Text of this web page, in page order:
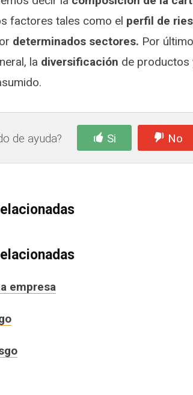
factores tales como el perfil de
determinados sectores. Por
la diversificación de productos
de ayuda? Si No
empresa